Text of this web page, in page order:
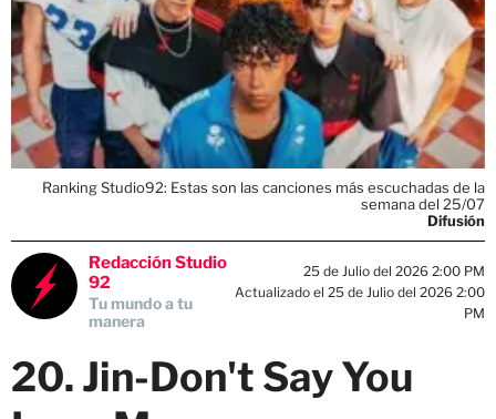
Ranking Studio92: Estas son las canciones más escuchadas de la
semana del 25/07
Difusión
Redacción Studio
92
Tu mundo a tu
manera
25 de Julio del 2026 2:00 PM
Actualizado el 25 de Julio del 2026 2:00
PM
20. Jin-Don't Say You